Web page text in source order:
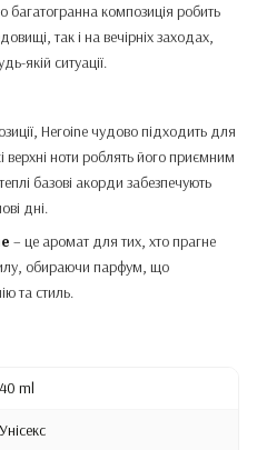
багатогранна композиція робить
так і на вечірніх заходах,
якій ситуації.
Heroine чудово підходить для
верхні ноти роблять його приємним
базові акорди забезпечують
дні.
– це аромат для тих, хто прагне
обираючи парфум, що
та стиль.
40 ml
Унісекс